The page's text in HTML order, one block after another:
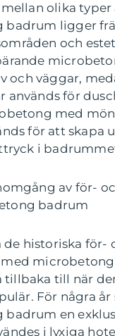
olika typer
badrum ligger
och
och väggar,
används för
med
för att skapa
i
av för-
badrum
de historiska för-
med
tillbaka till när
För några år
en
i lyxiga